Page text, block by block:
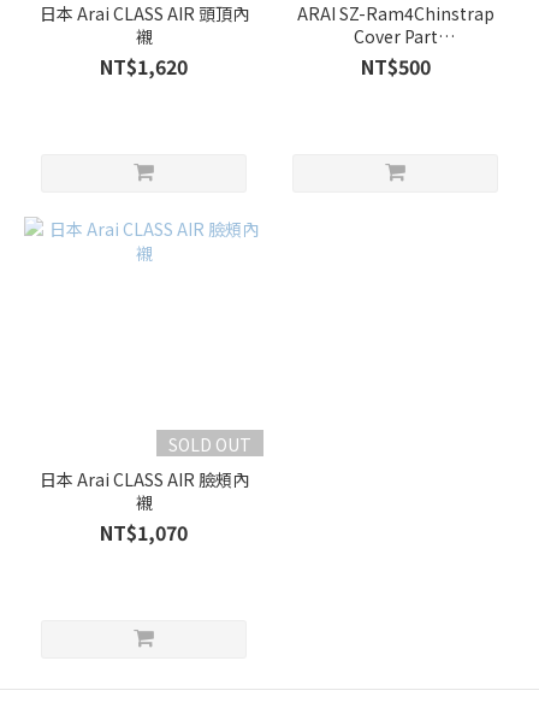
日本 Arai CLASS AIR 頭頂內
襯
NT$1,620
ARAI SZ-Ram4Chinstrap
Cover Part
NO.075514（5514）
NT$500
SOLD OUT
日本 Arai CLASS AIR 臉頰內
襯
NT$1,070